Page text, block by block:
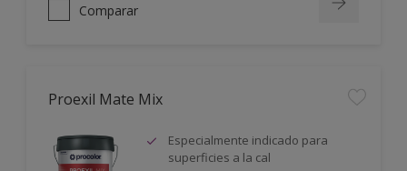
Comparar
Proexil Mate Mix
Especialmente indicado para
superficies a la cal